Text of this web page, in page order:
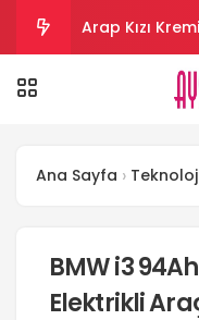
Arap Kızı
Aloe Vera
mi?
Vazelin Kremi
mü?
Ana Sayfa
BMW i3
Elektrikli